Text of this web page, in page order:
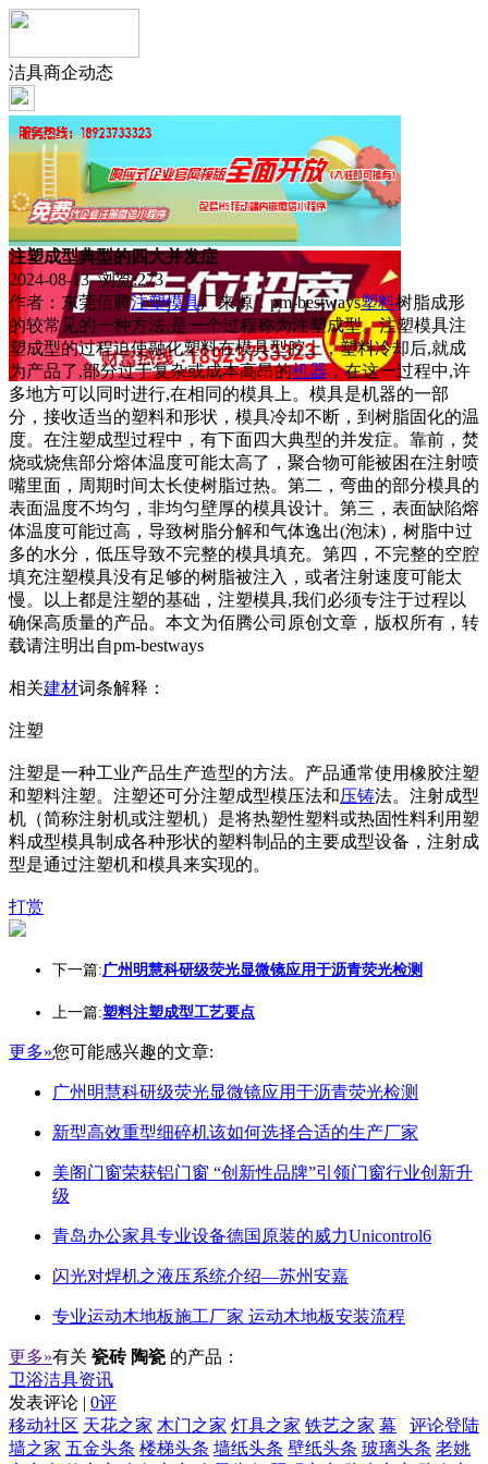
洁具商企动态
注塑成型典型的四大并发症
2024-08-13 浏览:273
作者：东莞佰腾注塑模具厂来源：pm-bestways塑料树脂成形
的较常见的一种方法,是一个过程称为注塑成型。注塑模具注
塑成型的过程迫使融化塑料在模具型腔上，塑料冷却后,就成
为产品了,部分过于复杂或成本高昂的机器 ，在这一过程中,许
多地方可以同时进行,在相同的模具上。模具是机器的一部
分，接收适当的塑料和形状，模具冷却不断，到树脂固化的温
度。在注塑成型过程中，有下面四大典型的并发症。靠前，焚
烧或烧焦部分熔体温度可能太高了，聚合物可能被困在注射喷
嘴里面，周期时间太长使树脂过热。第二，弯曲的部分模具的
表面温度不均匀，非均匀壁厚的模具设计。第三，表面缺陷熔
体温度可能过高，导致树脂分解和气体逸出(泡沫)，树脂中过
多的水分，低压导致不完整的模具填充。第四，不完整的空腔
填充注塑模具没有足够的树脂被注入，或者注射速度可能太
慢。以上都是注塑的基础，注塑模具,我们必须专注于过程以
确保高质量的产品。本文为佰腾公司原创文章，版权所有，转
载请注明出自pm-bestways
相关建材词条解释：
注塑
注塑是一种工业产品生产造型的方法。产品通常使用橡胶注塑
和塑料注塑。注塑还可分注塑成型模压法和压铸法。注射成型
机（简称注射机或注塑机）是将热塑性塑料或热固性料利用塑
料成型模具制成各种形状的塑料制品的主要成型设备，注射成
型是通过注塑机和模具来实现的。
打赏
下一篇:广州明慧科研级荧光显微镜应用于沥青荧光检测
上一篇:塑料注塑成型工艺要点
更多»您可能感兴趣的文章:
广州明慧科研级荧光显微镜应用于沥青荧光检测
新型高效重型细碎机该如何选择合适的生产厂家
美阁门窗荣获铝门窗 “创新性品牌”引领门窗行业创新升
级
青岛办公家具专业设备德国原装的威力Unicontrol6
闪光对焊机之液压系统介绍—苏州安嘉
专业运动木地板施工厂家 运动木地板安装流程
更多»有关 瓷砖 陶瓷 的产品：
卫浴洁具资讯
发表评论 | 0评
评论登陆
移动社区 天花之家 木门之家 灯具之家 铁艺之家 幕
墙之家 五金头条 楼梯头条 墙纸头条 壁纸头条 玻璃头条 老姚